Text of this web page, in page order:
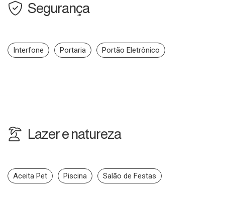
Segurança
Interfone Portaria Portão Eletrônico
Lazer e natureza
Aceita Pet Piscina Salão de Festas